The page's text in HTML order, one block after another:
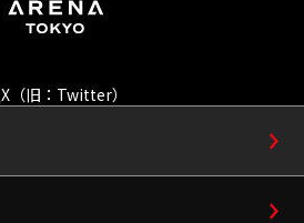
X（旧：Twitter）